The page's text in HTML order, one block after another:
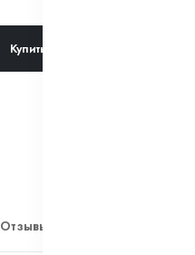
Купить сейчас
Отзывы (0)